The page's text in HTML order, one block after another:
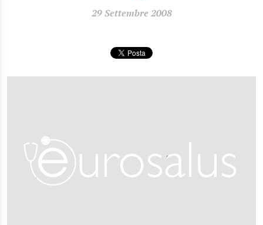
29 Settembre 2008